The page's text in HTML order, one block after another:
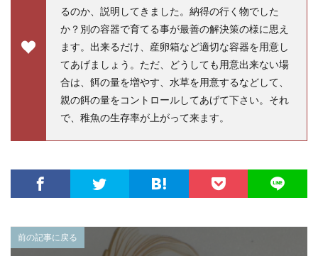
るのか、説明してきました。納得の行く物でした
か？別の容器で育てる事が最善の解決策の様に思え
ます。出来るだけ、産卵箱など適切な容器を用意し
てあげましょう。ただ、どうしても用意出来ない場
合は、餌の量を増やす、水草を用意するなどして、
親の餌の量をコントロールしてあげて下さい。それ
で、稚魚の生存率が上がって来ます。
前の記事に戻る